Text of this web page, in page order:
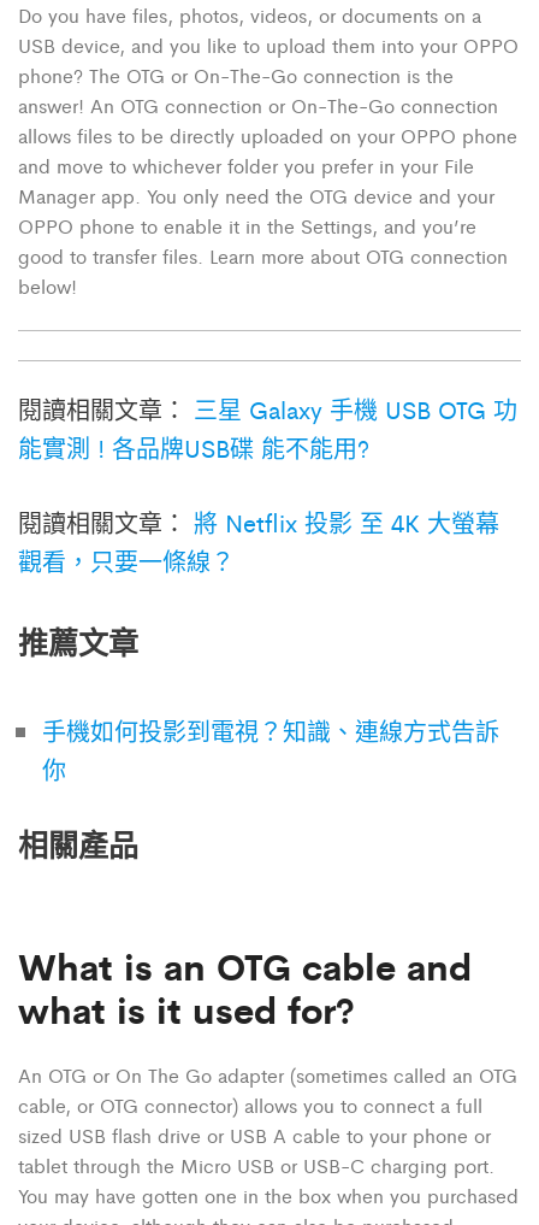
Do you have files, photos, videos, or documents on a
USB device, and you like to upload them into your OPPO
phone? The OTG or On-The-Go connection is the
answer! An OTG connection or On-The-Go connection
allows files to be directly uploaded on your OPPO phone
and move to whichever folder you prefer in your File
Manager app. You only need the OTG device and your
OPPO phone to enable it in the Settings, and you’re
good to transfer files. Learn more about OTG connection
below!
閱讀相關文章： 三星 Galaxy 手機 USB OTG 功
能實測 ! 各品牌USB碟 能不能用?
閱讀相關文章： 將 Netflix 投影 至 4K 大螢幕
觀看，只要一條線？
推薦文章
手機如何投影到電視？知識、連線方式告訴
你
相關產品
What is an OTG cable and
what is it used for?
An OTG or On The Go adapter (sometimes called an OTG
cable, or OTG connector) allows you to connect a full
sized USB flash drive or USB A cable to your phone or
tablet through the Micro USB or USB-C charging port.
You may have gotten one in the box when you purchased